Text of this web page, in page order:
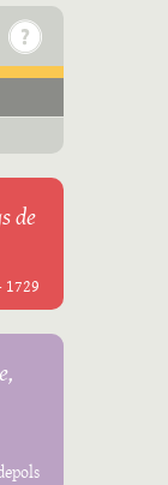
de